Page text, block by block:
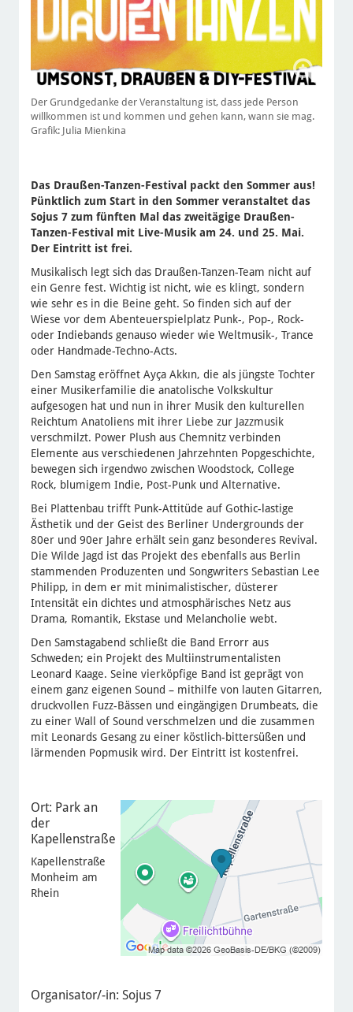
Der Grundgedanke der Veranstaltung ist, dass jede Person
willkommen ist und kommen und gehen kann, wann sie mag.
Grafik: Julia Mienkina
Das Draußen-Tanzen-Festival packt den Sommer aus!
Pünktlich zum Start in den Sommer veranstaltet das
Sojus 7 zum fünften Mal das zweitägige Draußen-
Tanzen-Festival mit Live-Musik am 24. und 25. Mai.
Der Eintritt ist frei.
Musikalisch legt sich das Draußen-Tanzen-Team nicht auf
ein Genre fest. Wichtig ist nicht, wie es klingt, sondern
wie sehr es in die Beine geht. So finden sich auf der
Wiese vor dem Abenteuerspielplatz Punk-, Pop-, Rock-
oder Indiebands genauso wieder wie Weltmusik-, Trance
oder Handmade-Techno-Acts.
Den Samstag eröffnet Ayça Akkın, die als jüngste Tochter
einer Musikerfamilie die anatolische Volkskultur
aufgesogen hat und nun in ihrer Musik den kulturellen
Reichtum Anatoliens mit ihrer Liebe zur Jazzmusik
verschmilzt. Power Plush aus Chemnitz verbinden
Elemente aus verschiedenen Jahrzehnten Popgeschichte,
bewegen sich irgendwo zwischen Woodstock, College
Rock, blumigem Indie, Post-Punk und Alternative.
Bei Plattenbau trifft Punk-Attitüde auf Gothic-lastige
Ästhetik und der Geist des Berliner Undergrounds der
80er und 90er Jahre erhält sein ganz besonderes Revival.
Die Wilde Jagd ist das Projekt des ebenfalls aus Berlin
stammenden Produzenten und Songwriters Sebastian Lee
Philipp, in dem er mit minimalistischer, düsterer
Intensität ein dichtes und atmosphärisches Netz aus
Drama, Romantik, Ekstase und Melancholie webt.
Den Samstagabend schließt die Band Errorr aus
Schweden; ein Projekt des Multiinstrumentalisten
Leonard Kaage. Seine vierköpfige Band ist geprägt von
einem ganz eigenen Sound – mithilfe von lauten Gitarren,
druckvollen Fuzz-Bässen und eingängigen Drumbeats, die
zu einer Wall of Sound verschmelzen und die zusammen
mit Leonards Gesang zu einer köstlich-bittersüßen und
lärmenden Popmusik wird. Der Eintritt ist kostenfrei.
Ort: Park an
der
Kapellenstraße
Kapellenstraße
Monheim am
Rhein
Organisator/-in: Sojus 7